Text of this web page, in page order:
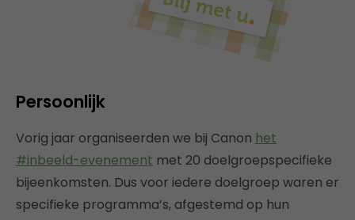
Persoonlijk
Vorig jaar organiseerden we bij Canon het
#inbeeld-evenement met 20 doelgroepspecifieke
bijeenkomsten. Dus voor iedere doelgroep waren er
specifieke programma’s, afgestemd op hun